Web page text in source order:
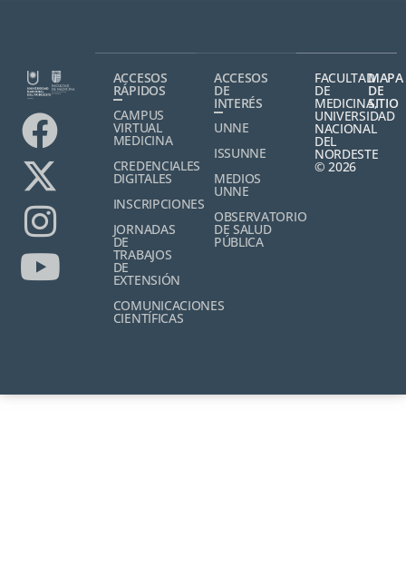
ACCESOS
RÁPIDOS
CAMPUS
VIRTUAL
MEDICINA
CREDENCIALES
DIGITALES
INSCRIPCIONES
JORNADAS
DE
TRABAJOS
DE
EXTENSIÓN
COMUNICACIONES
CIENTÍFICAS
ACCESOS
DE
INTERÉS
UNNE
ISSUNNE
MEDIOS
UNNE
OBSERVATORIO
DE SALUD
PÚBLICA
FACULTAD
DE
MEDICINA,
UNIVERSIDAD
NACIONAL
DEL
NORDESTE
© 2026
MAPA
DE
SITIO